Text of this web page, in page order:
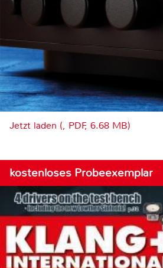
Jetzt laden (, PDF, 6.68 MB)
kostenloses Probeexemplar